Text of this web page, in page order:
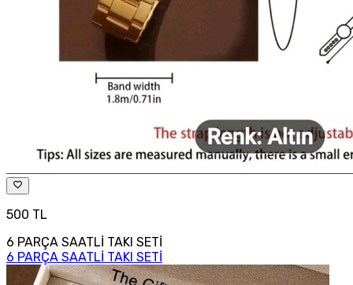
500 TL
6 PARÇA SAATLİ TAKI SETİ
6 PARÇA SAATLİ TAKI SETİ